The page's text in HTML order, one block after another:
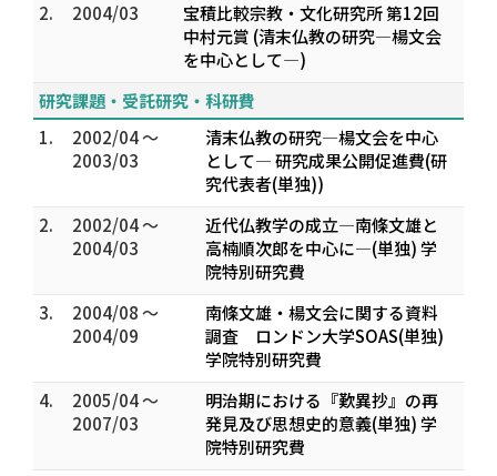
2.
2004/03
宝積比較宗教・文化研究所 第12回
中村元賞 (清末仏教の研究―楊文会
を中心として―)
研究課題・受託研究・科研費
1.
2002/04 ～
2003/03
清末仏教の研究―楊文会を中心
として― 研究成果公開促進費(研
究代表者(単独))
2.
2002/04 ～
2004/03
近代仏教学の成立―南條文雄と
高楠順次郎を中心に―(単独) 学
院特別研究費
3.
2004/08 ～
2004/09
南條文雄・楊文会に関する資料
調査 ロンドン大学SOAS(単独)
学院特別研究費
4.
2005/04 ～
2007/03
明治期における『歎異抄』の再
発見及び思想史的意義(単独) 学
院特別研究費